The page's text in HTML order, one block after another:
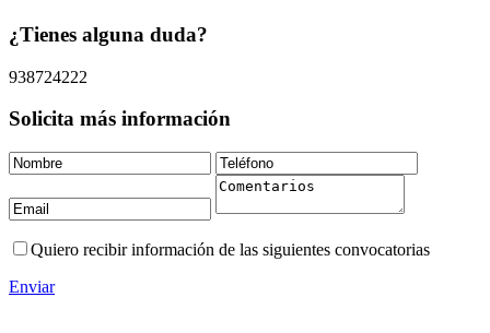
¿Tienes alguna duda?
938724222
Solicita más información
Quiero recibir información de las siguientes convocatorias
Enviar